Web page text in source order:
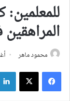
محمود ماهر
فيسبوك ‫X